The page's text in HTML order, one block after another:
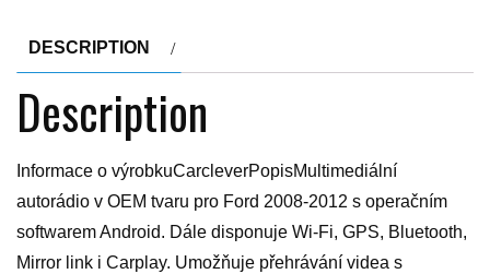
DESCRIPTION
Description
Informace o výrobkuCarcleverPopisMultimediální
autorádio v OEM tvaru pro Ford 2008-2012 s operačním
softwarem Android. Dále disponuje Wi-Fi, GPS, Bluetooth,
Mirror link i Carplay. Umožňuje přehrávání videa s